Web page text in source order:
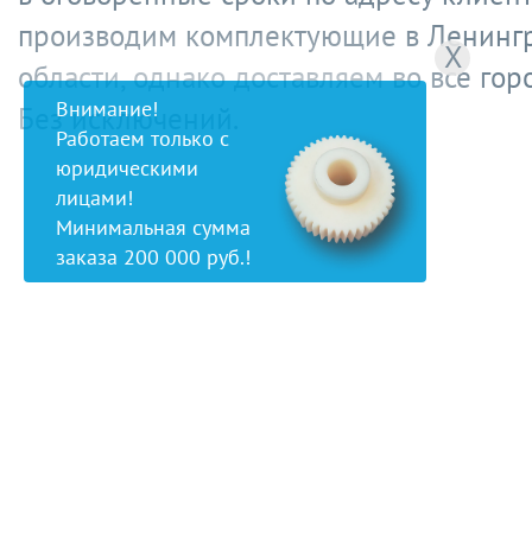
производим комплектующие в
области, однако доставляем во все
Без исключений.
X
Внимание!
Работаем только с
юридическими
лицами!
Минимальная сумма
заказа 200 000 руб.!